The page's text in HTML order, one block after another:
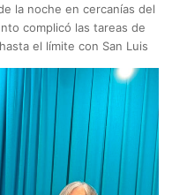
la noche en cercanías del
complicó las tareas de
el límite con San Luis